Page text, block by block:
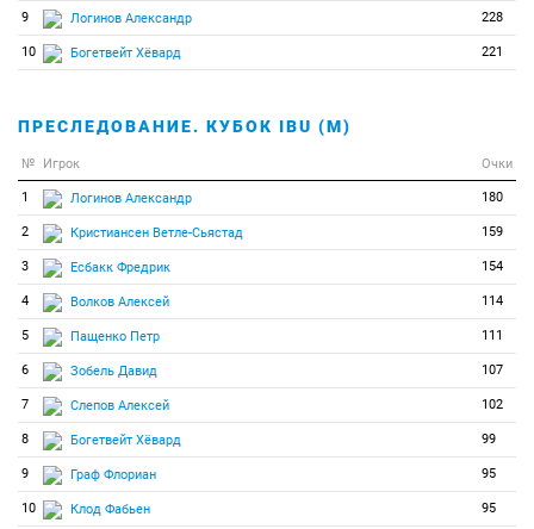
9 Логинов Александр 228
10 Богетвейт Хёвард 221
ПРЕСЛЕДОВАНИЕ. КУБОК IBU (М)
№ Игрок Очки
1 Логинов Александр 180
2 Кристиансен Ветле-Сьястад 159
3 Есбакк Фредрик 154
4 Волков Алексей 114
5 Пащенко Петр 111
6 Зобель Давид 107
7 Слепов Алексей 102
8 Богетвейт Хёвард 99
9 Граф Флориан 95
10 Клод Фабьен 95